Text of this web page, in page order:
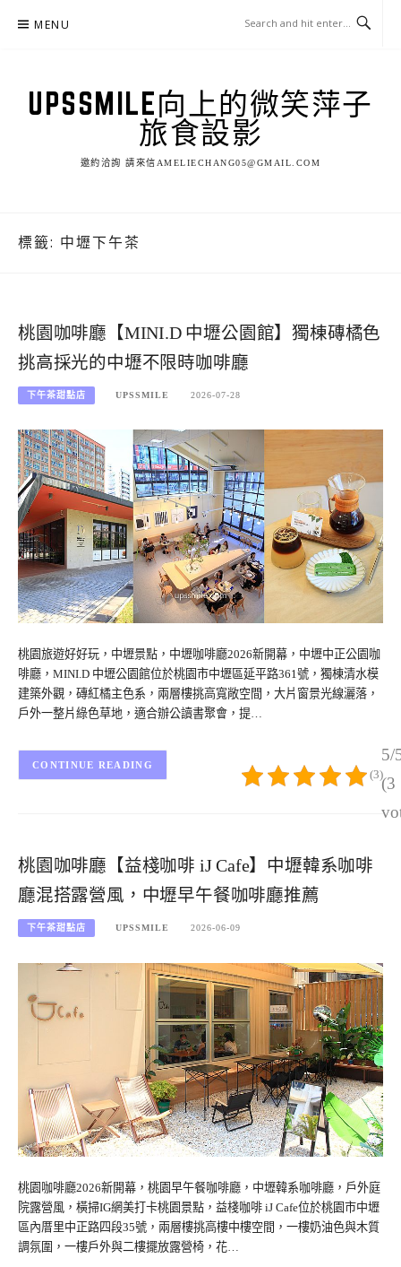
MENU
UPSSMILE向上的微笑萍子
旅食設影
邀約洽詢 請來信AMELIECHANG05@GMAIL.COM
標籤: 中壢下午茶
桃園咖啡廳【MINI.D 中壢公園館】獨棟磚橘色
挑高採光的中壢不限時咖啡廳
下午茶甜點店 UPSSMILE 2026-07-28
桃園旅遊好好玩，中壢景點，中壢咖啡廳2026新開幕，中壢中正公園咖
啡廳，MINI.D 中壢公園館位於桃園市中壢區延平路361號，獨棟清水模
建築外觀，磚紅橘主色系，兩層樓挑高寬敞空間，大片窗景光線灑落，
戶外一整片綠色草地，適合辦公讀書聚會，提…
5/
(3
(3)
CONTINUE READING
桃園咖啡廳【益棧咖啡 iJ Cafe】中壢韓系咖啡
廳混搭露營風，中壢早午餐咖啡廳推薦
下午茶甜點店 UPSSMILE 2026-06-09
桃園咖啡廳2026新開幕，桃園早午餐咖啡廳，中壢韓系咖啡廳，戶外庭
院露營風，橫掃IG網美打卡桃園景點，益棧咖啡 iJ Cafe位於桃園市中壢
區內厝里中正路四段35號，兩層樓挑高樓中樓空間，一樓奶油色與木質
調氛圍，一樓戶外與二樓擺放露營椅，花…